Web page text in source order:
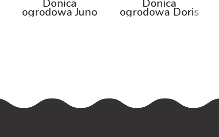
Donica
ogrodowa Juno
Donica
ogrodowa Doris